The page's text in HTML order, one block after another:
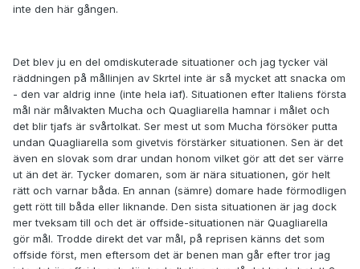
inte den här gången.
Det blev ju en del omdiskuterade situationer och jag tycker väl
räddningen på mållinjen av Skrtel inte är så mycket att snacka om
- den var aldrig inne (inte hela iaf). Situationen efter Italiens första
mål när målvakten Mucha och Quagliarella hamnar i målet och
det blir tjafs är svårtolkat. Ser mest ut som Mucha försöker putta
undan Quagliarella som givetvis förstärker situationen. Sen är det
även en slovak som drar undan honom vilket gör att det ser värre
ut än det är. Tycker domaren, som är nära situationen, gör helt
rätt och varnar båda. En annan (sämre) domare hade förmodligen
gett rött till båda eller liknande. Den sista situationen är jag dock
mer tveksam till och det är offside-situationen när Quagliarella
gör mål. Trodde direkt det var mål, på reprisen känns det som
offside först, men eftersom det är benen man går efter tror jag